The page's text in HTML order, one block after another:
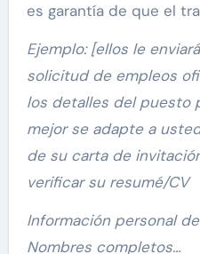
es garantía de que el
Ejemplo: [ellos le
solicitud de empleos
los detalles del puesto
mejor se adapte a
de su carta de
verificar su resumé/CV
Información personal
Nombres completos…